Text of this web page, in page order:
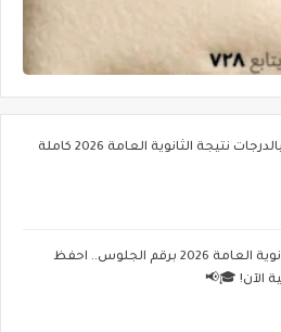
ملف الأسماء بالدرجات نتيجة الثانوية العامة 2026 كاملة
رابط نتيجة الثانوية العامة 2026 برقم الجلوس.. احفظ
الآن! 🎓📢